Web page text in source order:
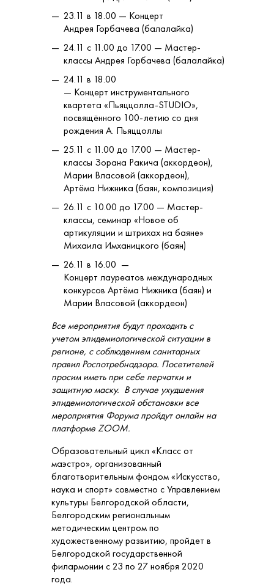
23.11 в 18.00 — Концерт
Андрея Горбачева (балалайка)
24.11 с 11.00 до 17.00 — Мастер-
классы Андрея Горбачева (балалайка)
24.11 в 18.00
— Концерт инструментального
квартета «Пьяццолла-STUDIO»,
посвящённого 100-летию со дня
рождения А. Пьяццоллы
25.11 с 11.00 до 17.00 — Мастер-
классы Зорана Ракича (аккордеон),
Марии Власовой (аккордеон),
Артёма Нижника (баян, композиция)
26.11 с 10.00 до 17.00 — Мастер-
классы, семинар «Новое об
артикуляции и штрихах на баяне»
Михаила Имханицкого (баян)
26.11 в 16.00 —
Концерт лауреатов международных
конкурсов Артёма Нижника (баян) и
Марии Власовой (аккордеон)
Все мероприятия будут проходить с
учетом эпидемиологической ситуации в
регионе, с соблюдением санитарных
правил Роспотребнадзора. Посетителей
просим иметь при себе перчатки и
защитную маску. В случае ухудшения
эпидемиологической обстановки все
мероприятия Форума пройдут онлайн на
платформе ZOOM.
Образовательный цикл «Класс от
маэстро», организованный
благотворительным фондом «Искусство,
наука и спорт» совместно с Управлением
культуры Белгородской области,
Белгородским региональным
методическим центром по
художественному развитию, пройдет в
Белгородской государственной
филармонии с 23 по 27 ноября 2020
года.